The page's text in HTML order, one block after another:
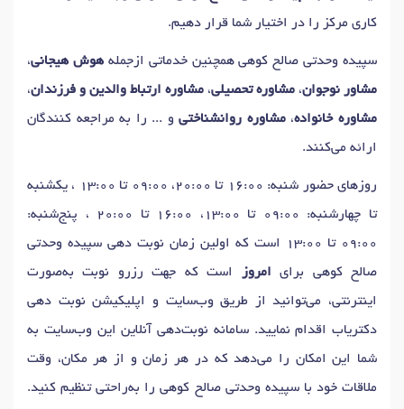
دکتر رفتار درمانی در سیاهکل دکترمشاوره طلاق در سیاهکل
دکترحل تعارض ازدواجدر سیاهکل دکترمشاوره قبل ازدواجدر سیاهکل
دکترمشاوره بهداشت روانی در سیاهکل دکتر نوسانات خلقی در سیاهکل
دکتر وحشت زدگی
دکترتست شخصیتدر سیاهکل دکترآسیب های روانی در سیاهکل
دکترخودآزاری در سیاهکل دکتر اضطراب اجتماعی در سیاهکل
دکترمدیریت استرسدر سیاهکل دکترتمایلات خودکشیدر سیاهکل
دکتر مشاوره عصبیدر سیاهکل دکترروان درمانی در سیاهکل
دکتردرمان شناختی رفتاری در سیاهکل دکتر مشاوره فردیدر سیاهکل
دکترمشاوره بعد از ازدواج در سیاهکل دکتراختلالات فردیدر سیاهکل
دکترمشاوره خیانت در سیاهکل دکتر مشاوره زناشوییدر سیاهکل
دکتردرمان اختلال پرخاشگری در کودکان در سیاهکل
کاری مرکز را در اختیار شما قرار دهیم.
سپیده وحدتی صالح کوهی همچنین خدماتی ازجملههوش هیجانی،
مشاور نوجوان، مشاوره تحصیلی، مشاوره ارتباط والدین و فرزندان،
مشاوره خانواده،مشاوره روانشناختیو ... را به مراجعه کنندگان
ارائه می‌کنند.
روزهای حضور شنبه: 16:00 تا 20:00، 09:00 تا 13:00 ، یکشنبه
تا چهارشنبه: 09:00 تا 13:00، 16:00 تا 20:00 ، پنج‌شنبه:
09:00 تا 13:00 است که اولین زمان نوبت دهی سپیده وحدتی
صالح کوهی برای امروز
است که جهت رزرو نوبت به‌صورت
اینترنتی، می‌توانید از طریق وب‌سایت و اپلیکیشن نوبت دهی
دکتریاب اقدام نمایید. سامانه نوبت‌دهی آنلاین این وب‌سایت به
شما این امکان را می‌دهد که در هر زمان و از هر مکان، وقت
ملاقات خود با سپیده وحدتی صالح کوهی را به‌راحتی تنظیم کنید.